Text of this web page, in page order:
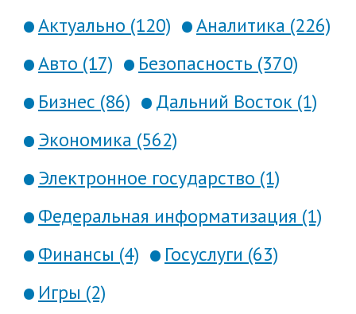
Актуально (120)
Аналитика (226)
Авто (17)
Безопасность (370)
Бизнес (86)
Дальний Восток (1)
Экономика (562)
Электронное государство (1)
Федеральная информатизация (1)
Финансы (4)
Госуслуги (63)
Игры (2)